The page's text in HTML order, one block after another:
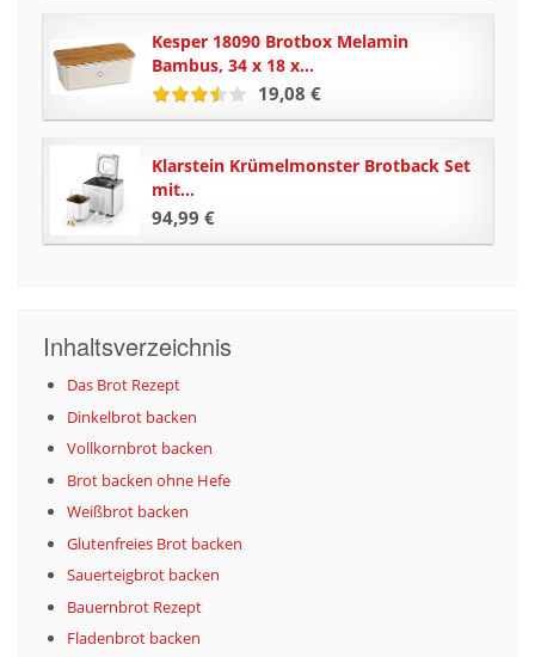
Kesper 18090 Brotbox Melamin
Bambus, 34 x 18 x...
19,08 €
Klarstein Krümelmonster Brotback Set
mit...
94,99 €
Inhaltsverzeichnis
Das Brot Rezept
Dinkelbrot backen
Vollkornbrot backen
Brot backen ohne Hefe
Weißbrot backen
Glutenfreies Brot backen
Sauerteigbrot backen
Bauernbrot Rezept
Fladenbrot backen